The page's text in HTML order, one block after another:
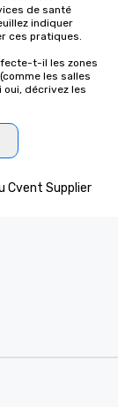
de santé
indiquer
ces pratiques.
t-il les zones
les salles
décrivez les
Cvent Supplier